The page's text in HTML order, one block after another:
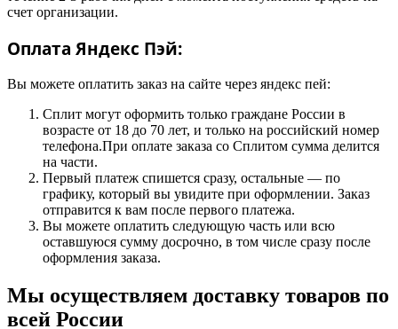
счет организации.
Оплата Яндекс Пэй:
Вы можете оплатить заказ на сайте через яндекс пей:
Сплит могут оформить только граждане России в
возрасте от 18 до 70 лет, и только на российский номер
телефона.При оплате заказа со Сплитом сумма делится
на части.
Первый платеж спишется сразу, остальные — по
графику, который вы увидите при оформлении. Заказ
отправится к вам после первого платежа.
Вы можете оплатить следующую часть или всю
оставшуюся сумму досрочно, в том числе сразу после
оформления заказа.
Мы осуществляем доставку товаров по
всей России